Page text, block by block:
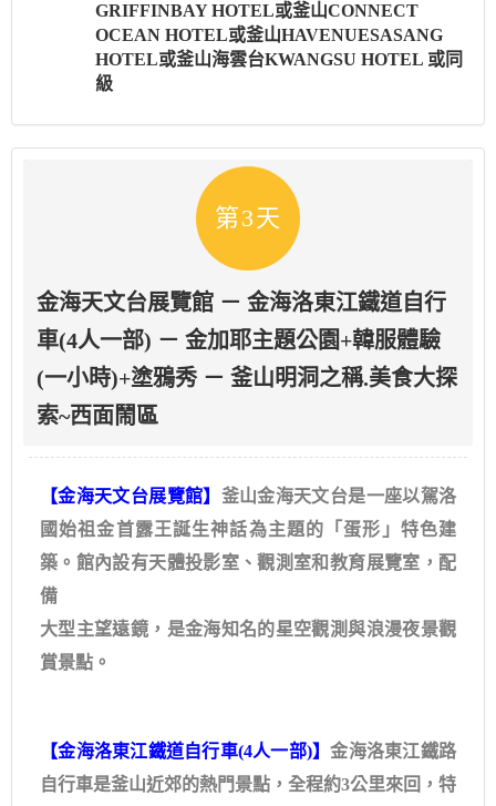
GRIFFINBAY HOTEL或釜山CONNECT
OCEAN HOTEL或釜山HAVENUESASANG
HOTEL或釜山海雲台KWANGSU HOTEL 或同
級
第3天
金海天文台展覽館 － 金海洛東江鐵道自行
車(4人一部) － 金加耶主題公園+韓服體驗
(一小時)+塗鴉秀 － 釜山明洞之稱.美食大探
索~西面鬧區
【金海天文台展覽館】 釜山金海天文台是一座以駕洛
國始祖金首露王誕生神話為主題的「蛋形」特色建
築。館內設有天體投影室、觀測室和教育展覽室，配
備
大型主望遠鏡，是金海知名的星空觀測與浪漫夜景觀
賞景點。
【金海洛東江鐵道自行車(4人一部)】金海洛東江鐵路
自行車是釜山近郊的熱門景點，全程約3公里來回，特